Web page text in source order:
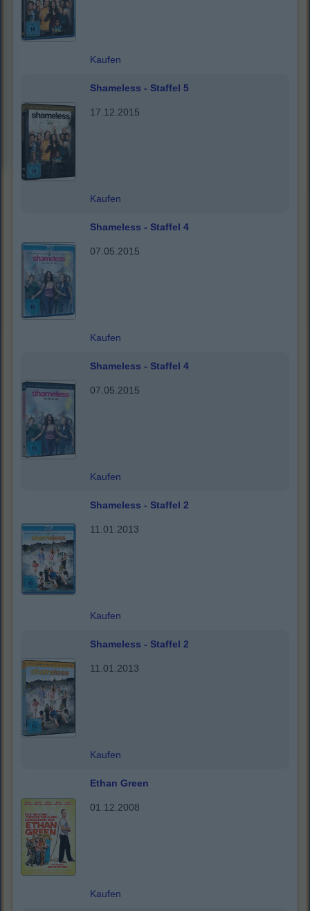
Kaufen
Shameless - Staffel 5
17.12.2015
Kaufen
Shameless - Staffel 4
07.05.2015
Kaufen
Shameless - Staffel 4
07.05.2015
Kaufen
Shameless - Staffel 2
11.01.2013
Kaufen
Shameless - Staffel 2
11.01.2013
Kaufen
Ethan Green
01.12.2008
Kaufen